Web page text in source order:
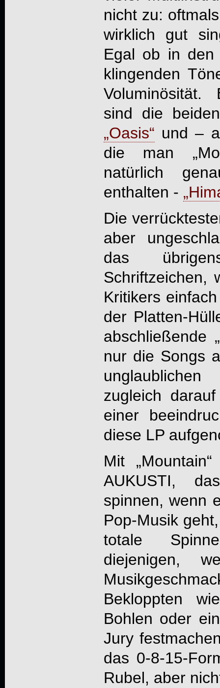
nicht zu:
wirklich gut
Egal ob in den
klingenden
sind die
„Oasis“ und –
die man „
natürlich
enthalten -
Die
aber
das
Schriftzeichen,
Kritikers
der Platten-
abschließende
nur die Songs
zugleich
einer
diese LP
Mit „Mountain
AUKUSTI,
spinnen, wenn
Pop-Musik
totale
diejenigen,
Bekloppten
Bohlen oder
Jury
das 0-8-15-
Rubel, aber